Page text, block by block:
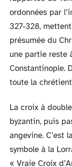
ordonnées par
327-328,
présumée du
une partie reste
Constantinople.
toute la
La croix à
byzantin, puis
angevine. C’est
symbole à la
« Vraie Croix